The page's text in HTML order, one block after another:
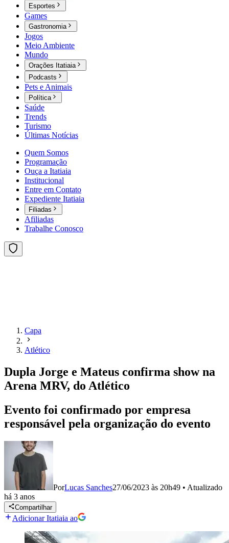
Esportes
Games
Gastronomia
Jogos
Meio Ambiente
Mundo
Orações Itatiaia
Podcasts
Pets e Animais
Política
Saúde
Trends
Turismo
Últimas Notícias
Quem Somos
Programação
Ouça a Itatiaia
Institucional
Entre em Contato
Expediente Itatiaia
Filiadas
Afiliadas
Trabalhe Conosco
Capa
Atlético
Dupla Jorge e Mateus confirma show na
Arena MRV, do Atlético
Evento foi confirmado por empresa
responsável pela organização do evento
PorLucas Sanches27/06/2023 às 20h49 • Atualizado
há 3 anos
Compartilhar
Adicionar Itatiaia ao